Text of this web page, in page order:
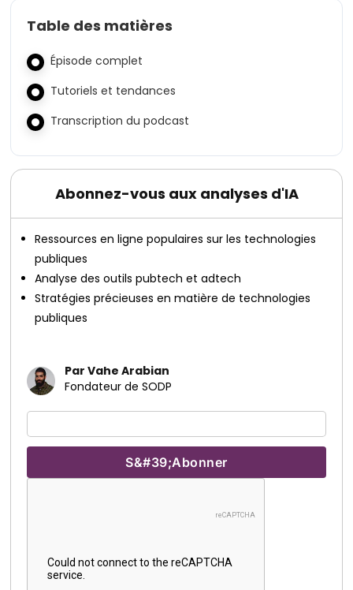
Table des matières
Épisode complet
Tutoriels et tendances
Transcription du podcast
Abonnez-vous aux analyses d'IA
Ressources en ligne populaires sur les technologies
publiques
Analyse des outils pubtech et adtech
Stratégies précieuses en matière de technologies
publiques
Par Vahe Arabian
Fondateur de SODP